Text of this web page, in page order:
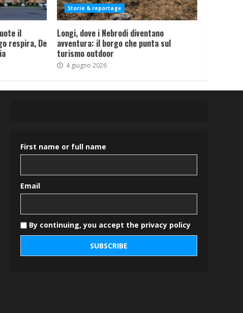
il
respira, De
Storie & reportage
Longi, dove i Nebrodi diventano
avventura: il borgo che punta sul
turismo outdoor
4 giugno 2026
First name or full name
Email
By continuing, you accept the privacy policy